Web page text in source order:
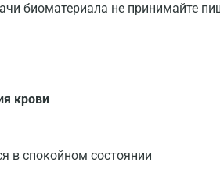
биоматериала не принимайте
крови
в спокойном состоянии